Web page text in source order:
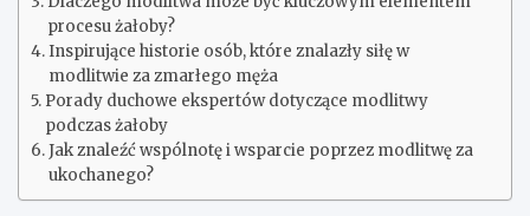
procesu żałoby?
Inspirujące historie osób, które znalazły siłę w
modlitwie za zmarłego męża
Porady duchowe ekspertów dotyczące modlitwy
podczas żałoby
Jak znaleźć wspólnotę i wsparcie poprzez modlitwę za
ukochanego?